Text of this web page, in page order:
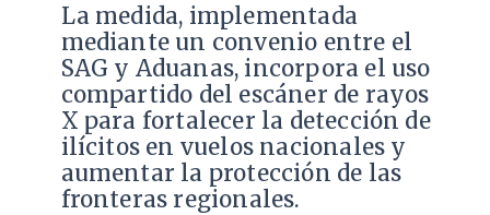
La medida, implementada
mediante un convenio entre el
SAG y Aduanas, incorpora el uso
compartido del escáner de rayos
X para fortalecer la detección de
ilícitos en vuelos nacionales y
aumentar la protección de las
fronteras regionales.